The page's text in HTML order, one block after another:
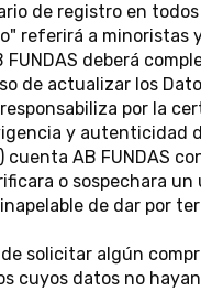
de registro en
referirá a
deberá
de actualizar los
responsabiliza por la
y autenticidad
cuenta AB FUNDAS
o sospechara
de dar por
de solicitar algún
cuyos datos no